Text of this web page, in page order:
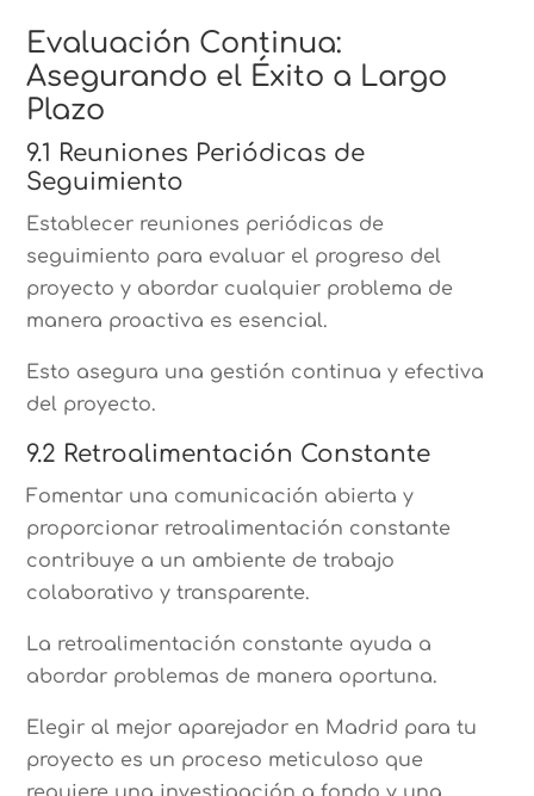
Evaluación Continua:
Asegurando el Éxito a Largo
Plazo
9.1 Reuniones Periódicas de
Seguimiento
Establecer reuniones periódicas de
seguimiento para evaluar el progreso del
proyecto y abordar cualquier problema de
manera proactiva es esencial.
Esto asegura una gestión continua y efectiva
del proyecto.
9.2 Retroalimentación Constante
Fomentar una comunicación abierta y
proporcionar retroalimentación constante
contribuye a un ambiente de trabajo
colaborativo y transparente.
La retroalimentación constante ayuda a
abordar problemas de manera oportuna.
Elegir al mejor aparejador en Madrid para tu
proyecto es un proceso meticuloso que